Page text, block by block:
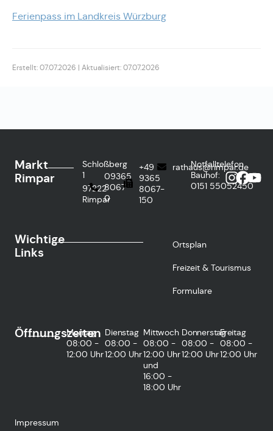
Ferienpass im Landkreis Würzburg
Erstellt: 07.07.2026 | Aktualisiert: 07.07.2026
Markt
Rimpar
Schloßberg
1
97222
Rimpar
09365
8067-
0
+49
9365
8067-
150
rathaus@rimpar.de
Notfalltelefon
Bauhof:
0151 55052450
Wichtige
Links
Ortsplan
Freizeit & Tourismus
Formulare
Öffnungszeiten
Montag
08:00 -
12:00 Uhr
Dienstag
08:00 -
12:00 Uhr
Mittwoch
08:00 -
12:00 Uhr
und
16:00 -
18:00 Uhr
Donnerstag
08:00 -
12:00 Uhr
Freitag
08:00 -
12:00 Uhr
Impressum